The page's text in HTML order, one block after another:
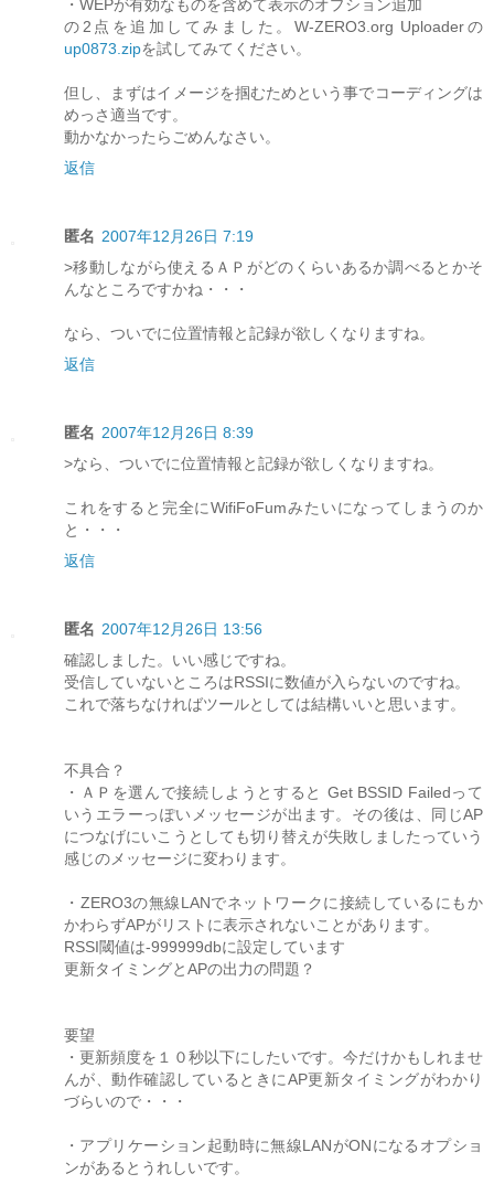
・WEPが有効なものを含めて表示のオプション追加
の2点を追加してみました。W-ZERO3.org Uploaderの
up0873.zipを試してみてください。
但し、まずはイメージを掴むためという事でコーディングは
めっさ適当です。
動かなかったらごめんなさい。
返信
匿名 2007年12月26日 7:19
>移動しながら使えるＡＰがどのくらいあるか調べるとかそ
んなところですかね・・・
なら、ついでに位置情報と記録が欲しくなりますね。
返信
匿名 2007年12月26日 8:39
>なら、ついでに位置情報と記録が欲しくなりますね。
これをすると完全にWifiFoFumみたいになってしまうのか
と・・・
返信
匿名 2007年12月26日 13:56
確認しました。いい感じですね。
受信していないところはRSSIに数値が入らないのですね。
これで落ちなければツールとしては結構いいと思います。
不具合？
・ＡＰを選んで接続しようとすると Get BSSID Failedって
いうエラーっぽいメッセージが出ます。その後は、同じAP
につなげにいこうとしても切り替えが失敗しましたっていう
感じのメッセージに変わります。
・ZERO3の無線LANでネットワークに接続しているにもか
かわらずAPがリストに表示されないことがあります。
RSSI閾値は-999999dbに設定しています
更新タイミングとAPの出力の問題？
要望
・更新頻度を１０秒以下にしたいです。今だけかもしれませ
んが、動作確認しているときにAP更新タイミングがわかり
づらいので・・・
・アプリケーション起動時に無線LANがONになるオプショ
ンがあるとうれしいです。